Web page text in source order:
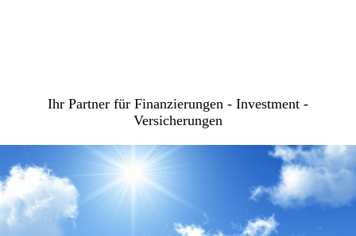
Ihr Partner für Finanzierungen - Investment -
Versicherungen